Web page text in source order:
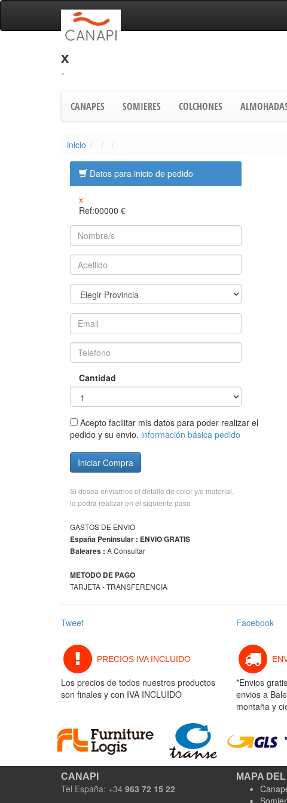
x
-
CANAPES SOMIERES COLCHONES
inicio
Datos para inicio de pedido
x
Ref:00000 €
Cantidad
Acepto facilitar mis datos para poder realizar el
pedido y su envio. información básica pedido
Iniciar Compra
Si desea enviarnos el detalle de color y/o material,
lo podra realizar en el siguiente paso
GASTOS DE ENVIO
España Peninsular : ENVIO GRATIS
Baleares : A Consultar
METODO DE PAGO
TARJETA - TRANSFERENCIA
Tweet Facebook
PRECIOS IVA INCLUIDO
Los precios de todos nuestros productos
son finales y con IVA INCLUIDO
*Envios
envios a
montaña y
CANAPI
Tel España: +34 963 72 15 22
MAPA